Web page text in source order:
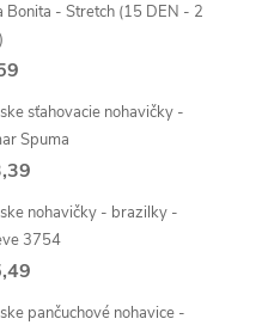
Bonita - Stretch (15 DEN - 2
sťahovacie nohavičky -
Spuma
nohavičky - brazilky -
3754
pančuchové nohavice -